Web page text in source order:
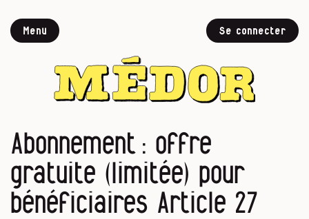
Menu Se connecter
Abonnement : offre
gratuite (limitée) pour
bénéficiaires Article 27